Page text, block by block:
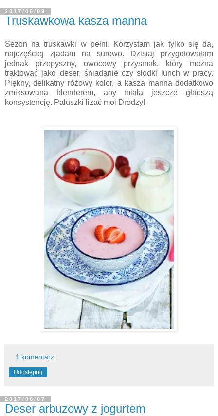
2017/06/09
Truskawkowa kasza manna
Sezon na truskawki w pełni. Korzystam jak tylko się da,
najczęściej zjadam na surowo. Dzisiaj przygotowałam
jednak przepyszny, owocowy przysmak, który można
traktować jako deser, śniadanie czy słodki lunch w pracy.
Piękny, delikatny różowy kolor, a kasza manna dodatkowo
zmiksowana blenderem, aby miała jeszcze gładszą
konsystencję. Paluszki lizać moi Drodzy!
1 komentarz:
Udostępnij
2017/06/07
Deser arbuzowy z jogurtem